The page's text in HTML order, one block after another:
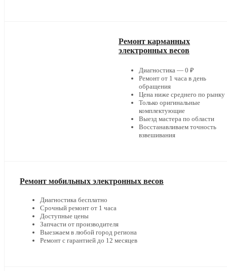
Ремонт карманных
электронных весов
Диагностика — 0 ₽
Ремонт от 1 часа в день
обращения
Цена ниже среднего по рынку
Только оригинальные
комплектующие
Выезд мастера по области
Восстанавливаем точность
взвешивания
Ремонт мобильных электронных весов
Диагностика бесплатно
Срочный ремонт от 1 часа
Доступные цены
Запчасти от производителя
Выезжаем в любой город региона
Ремонт с гарантией до 12 месяцев